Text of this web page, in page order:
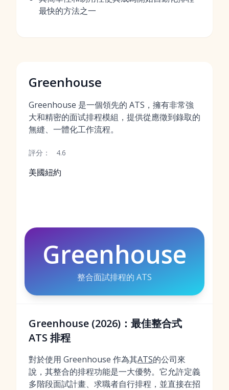
最快的方法之一
Greenhouse
Greenhouse 是一個領先的 ATS，擁有非常強
大和精密的面试排程模組，提供從應徵到錄取的
無縫、一體化工作流程。
評分： 4.6
美國紐約
Greenhouse
整合面試排程的 ATS
Greenhouse (2026)：最佳整合式
ATS 排程
對於使用 Greenhouse 作為其ATS的公司來
說，其整合的排程功能是一大優勢。它允許定義
多階段面試計畫、求職者自行排程，並直接在招